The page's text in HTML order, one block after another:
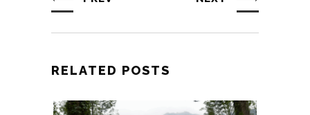
RELATED POSTS